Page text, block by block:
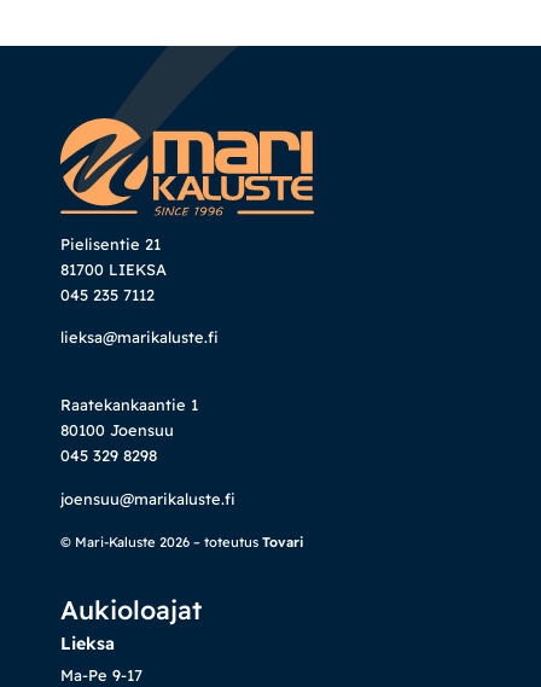
Pielisentie 21
81700 LIEKSA
045 235 7112
lieksa@marikaluste.fi
Raatekankaantie 1
80100 Joensuu
045 329 8298
joensuu@marikaluste.fi
© Mari-Kaluste 2026 – toteutus Tovari
Aukioloajat
Lieksa
Ma-Pe 9-17